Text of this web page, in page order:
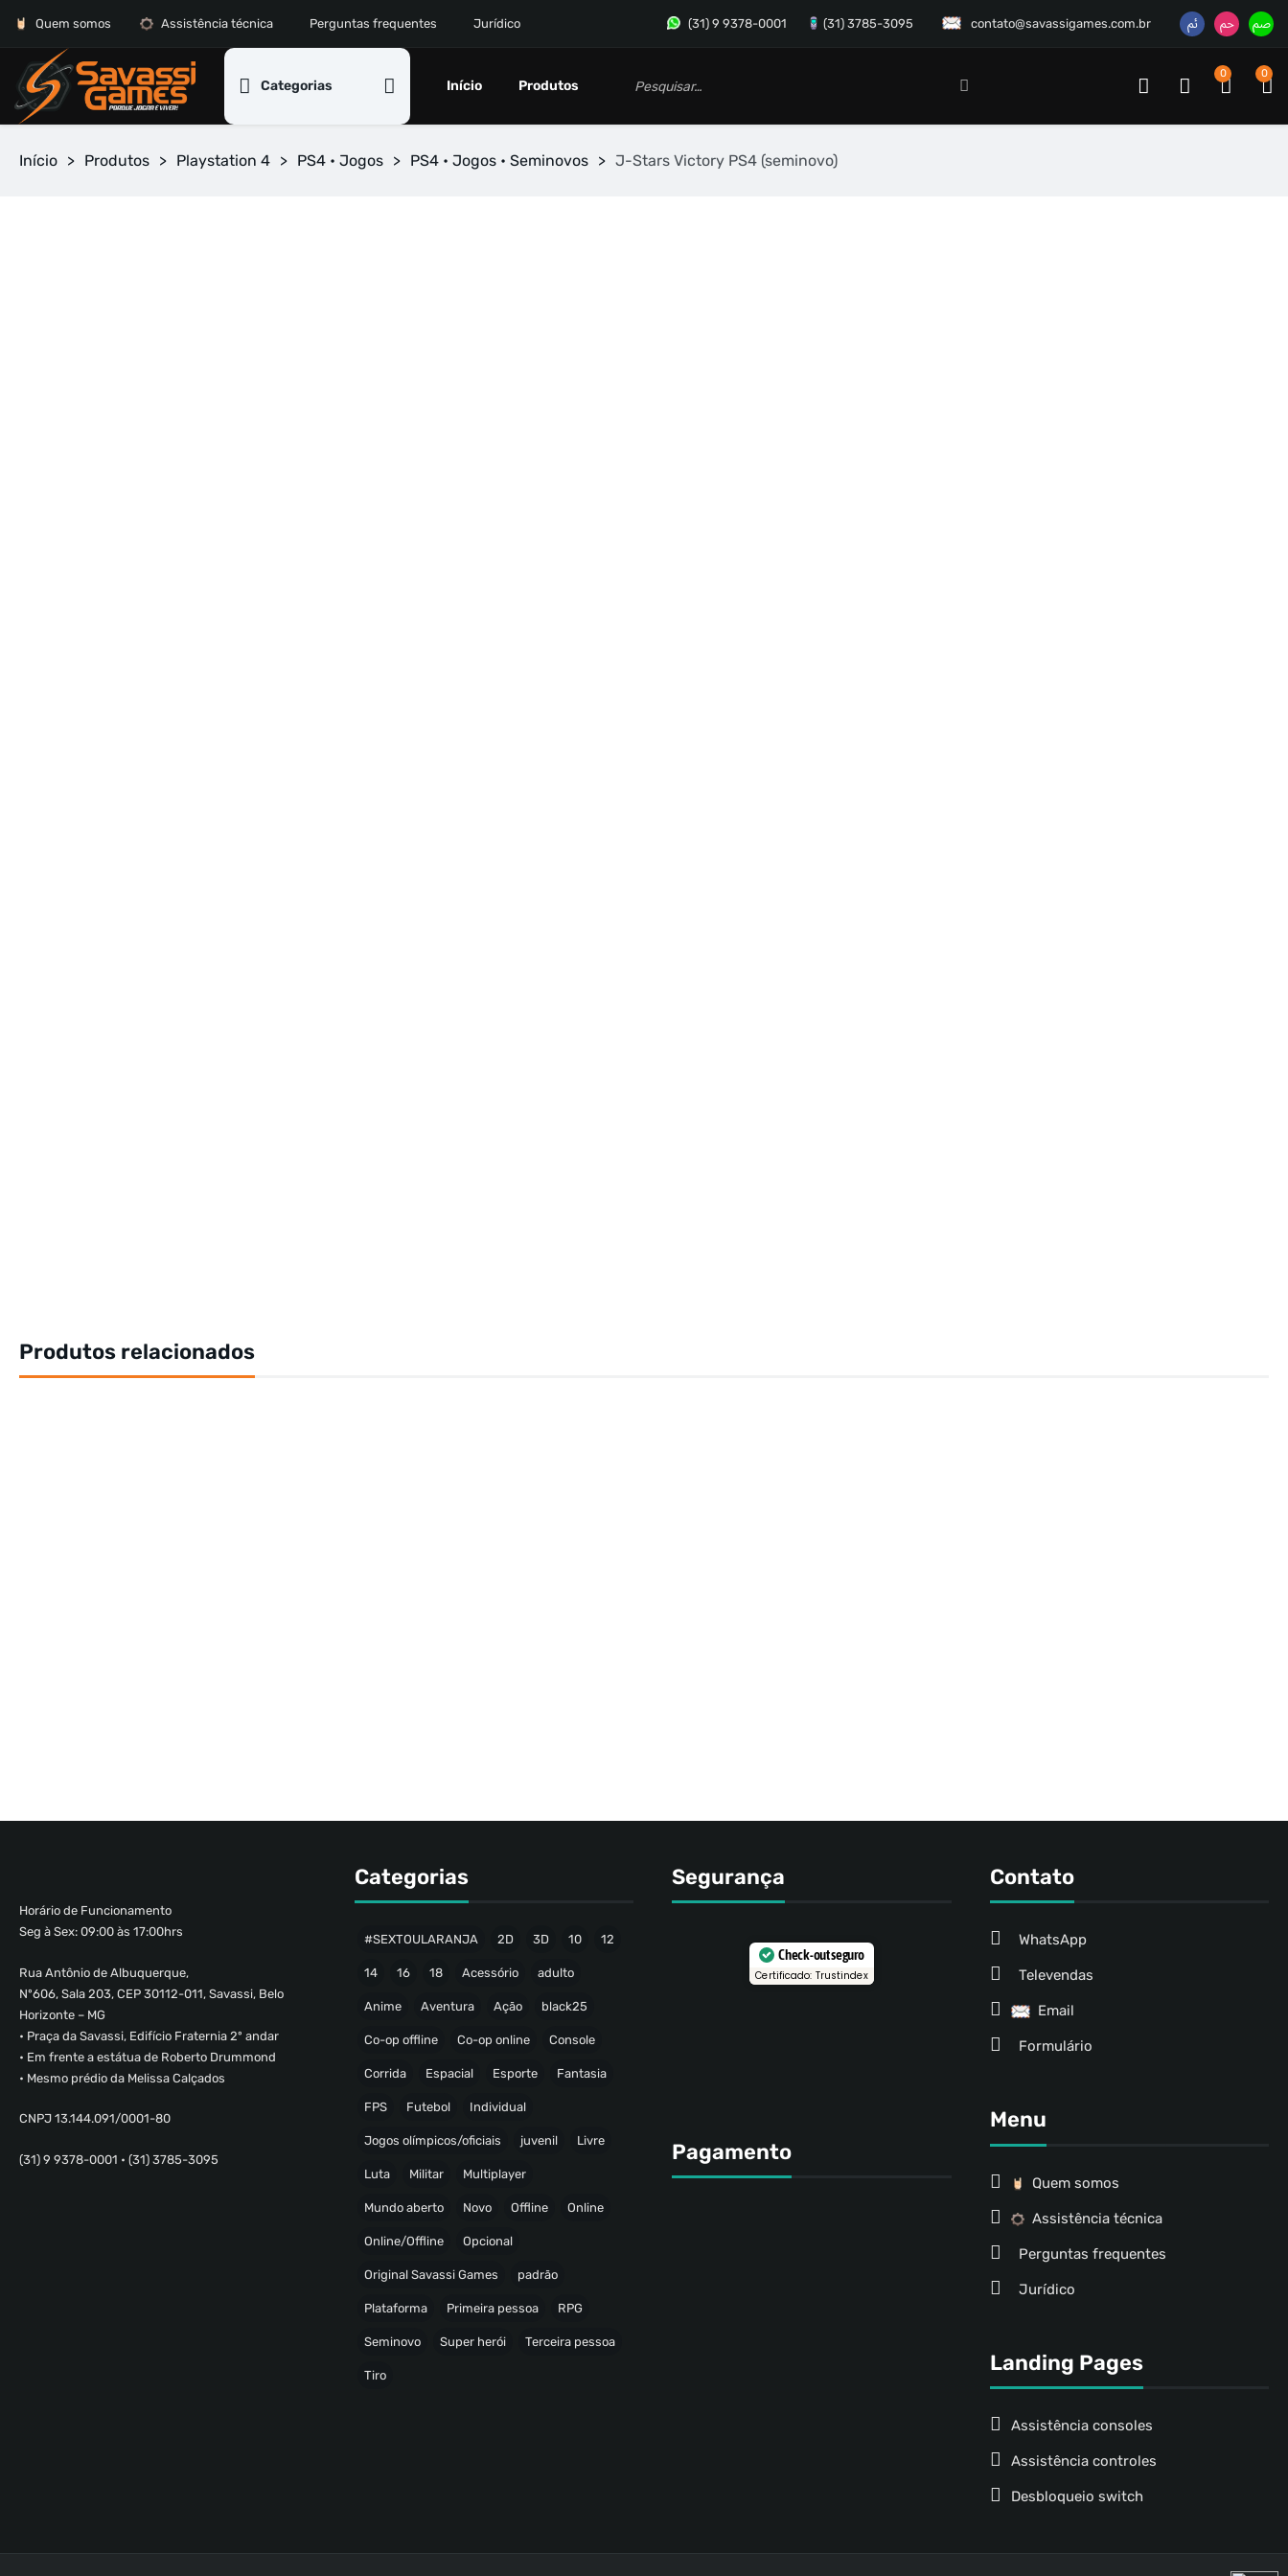
contato@savassigames.com.br
(31) 9 9378-0001 (31) 3785-3095
Quem somos Assistência técnica Perguntas frequentes Jurídico
Categorias
0
0
Início Produtos
Início > Produtos > Playstation 4 > PS4 • Jogos > PS4 • Jogos • Seminovos > J-Stars Victory PS4 (seminovo)
Produtos relacionados
Horário de Funcionamento
Seg à Sex: 09:00 às 17:00hrs
Rua Antônio de Albuquerque,
Nº606, Sala 203, CEP 30112-011, Savassi, Belo
Horizonte – MG
• Praça da Savassi, Edifício Fraternia 2º andar
• Em frente a estátua de Roberto Drummond
• Mesmo prédio da Melissa Calçados
CNPJ 13.144.091/0001-80
(31) 9 9378-0001 • (31) 3785-3095
Categorias
#SEXTOULARANJA 2D 3D 10 12
14 16 18 Acessório adulto
Anime Aventura Ação black25
Co-op offline Co-op online Console
Corrida Espacial Esporte Fantasia
FPS Futebol Individual
Jogos olímpicos/oficiais juvenil Livre
Luta Militar Multiplayer
Mundo aberto Novo Offline Online
Online/Offline Opcional
Original Savassi Games padrão
Plataforma Primeira pessoa RPG
Seminovo Super herói Terceira pessoa
Tiro
Segurança
Check-out seguro
Certificado: Trustindex
Pagamento
Contato
WhatsApp
Televendas
Email
Formulário
Menu
Quem somos
Assistência técnica
Perguntas frequentes
Jurídico
Landing Pages
Assistência consoles
Assistência controles
Desbloqueio switch